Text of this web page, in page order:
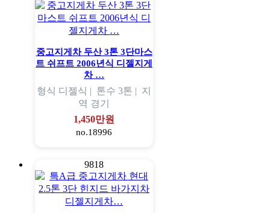
중고지게차 두산 3톤 3단마스
트 쉬프트 2006년식 디젤지게
차 …
형식 디젤식 | 톤수 3톤 | 지
역 경기
1,450만원
no.18996
9818